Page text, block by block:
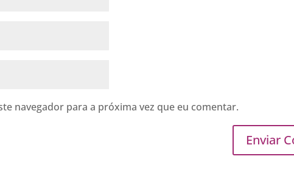
navegador para a próxima vez que eu comentar.